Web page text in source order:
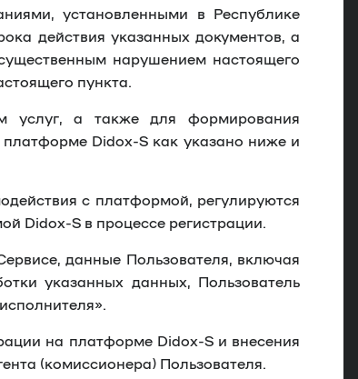
установленными в Республике
действия указанных документов, а
нарушением настоящего
пункта.
услуг, а также для формирования
платформе Didox-S как указано ниже и
с платформой, регулируются
Didox-S в процессе регистрации.
данные Пользователя, включая
указанных данных, Пользователь
на платформе Didox-S и внесения
(комиссионера) Пользователя.